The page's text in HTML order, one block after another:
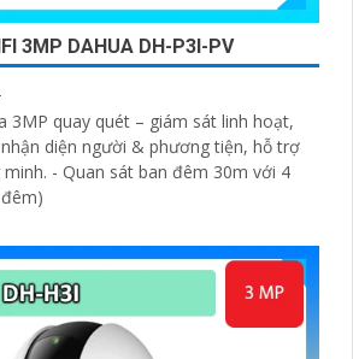
3MP DAHUA DH-P3I-PV
3MP quay quét – giám sát linh hoạt,
diện người & phương tiện, hỗ trợ
- Quan sát ban đêm 30m với 4